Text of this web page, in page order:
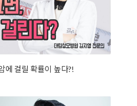
에 걸릴 확률이 높다?!